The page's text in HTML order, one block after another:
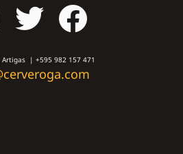
Artigas | +595 982 157 471